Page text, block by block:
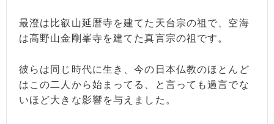
最澄は比叡山延暦寺を建てた天台宗の祖で、空海
は高野山金剛峯寺を建てた真言宗の祖です。
彼らは同じ時代に生き、今の日本仏教のほとんど
はこの二人から始まってる、と言っても過言でな
いほど大きな影響を与えました。